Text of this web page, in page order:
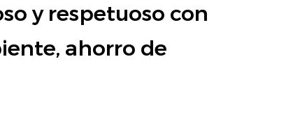
y respetuoso con
ahorro de